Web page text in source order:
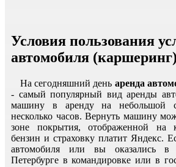
Условия пользования
автомобиля
На сегодняшний день аренда
- самый популярный вид аренды
машину в аренду на небольшой
несколько часов. Вернуть машину
зоне покрытия, отображенной на
бензин и страховку платит Яндекс.
автомобиля или вы оказались
Петербурге в командировке или в